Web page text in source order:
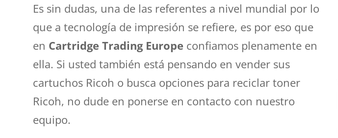
Es sin dudas, una de las referentes a nivel mundial por lo
que a tecnología de impresión se refiere, es por eso que
en Cartridge Trading Europe confiamos plenamente en
ella. Si usted también está pensando en vender sus
cartuchos Ricoh o busca opciones para reciclar toner
Ricoh, no dude en ponerse en contacto con nuestro
equipo.